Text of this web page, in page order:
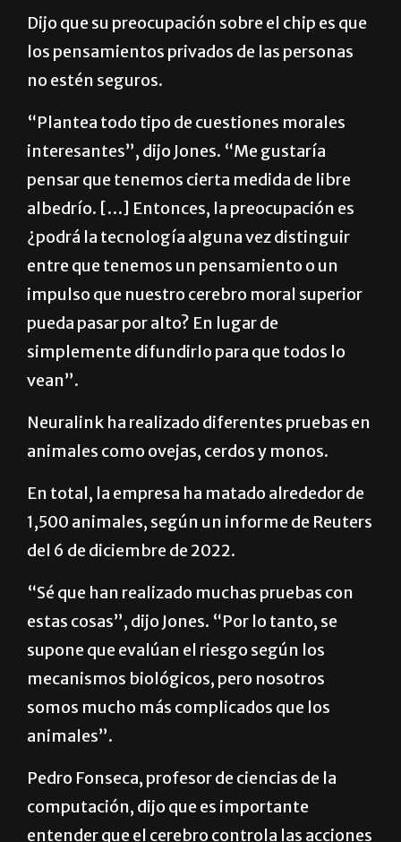
Dijo que su preocupación sobre el chip es que
los pensamientos privados de las personas
no estén seguros.
“Plantea todo tipo de cuestiones morales
interesantes”, dijo Jones. “Me gustaría
pensar que tenemos cierta medida de libre
albedrío. […] Entonces, la preocupación es
¿podrá la tecnología alguna vez distinguir
entre que tenemos un pensamiento o un
impulso que nuestro cerebro moral superior
pueda pasar por alto? En lugar de
simplemente difundirlo para que todos lo
vean”.
Neuralink ha realizado diferentes pruebas en
animales como ovejas, cerdos y monos.
En total, la empresa ha matado alrededor de
1,500 animales, según un informe de Reuters
del 6 de diciembre de 2022.
“Sé que han realizado muchas pruebas con
estas cosas”, dijo Jones. “Por lo tanto, se
supone que evalúan el riesgo según los
mecanismos biológicos, pero nosotros
somos mucho más complicados que los
animales”.
Pedro Fonseca, profesor de ciencias de la
computación, dijo que es importante
entender que el cerebro controla las acciones